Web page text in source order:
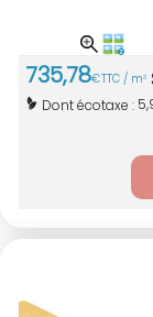
735,78€TTC / m3
Dont écotaxe :